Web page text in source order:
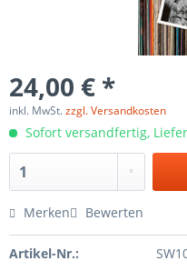
24,00 € *
inkl. MwSt.zzgl. Versandkosten
Sofort versandfertig,
Merken Bewerten
Artikel-Nr.: